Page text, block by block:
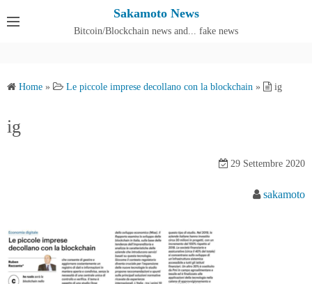
Sakamoto News
Bitcoin/Blockchain news and... fake news
Home » Le piccole imprese decollano con la blockchain » ig
ig
29 Settembre 2020
sakamoto